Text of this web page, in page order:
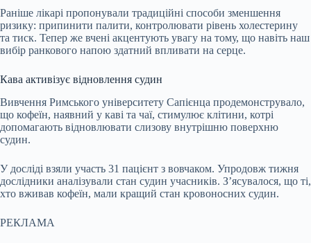
Раніше лікарі пропонували традиційні способи зменшення
ризику: припинити палити, контролювати рівень холестерину
та тиск. Тепер же вчені акцентують увагу на тому, що навіть наш
вибір ранкового напою здатний впливати на серце.
Кава активізує відновлення судин
Вивчення Римського університету Сапієнца продемонструвало,
що кофеїн, наявний у каві та чаї, стимулює клітини, котрі
допомагають відновлювати слизову внутрішню поверхню
судин.
У досліді взяли участь 31 пацієнт з вовчаком. Упродовж тижня
дослідники аналізували стан судин учасників. З’ясувалося, що ті,
хто вживав кофеїн, мали кращий стан кровоносних судин.
РЕКЛАМА